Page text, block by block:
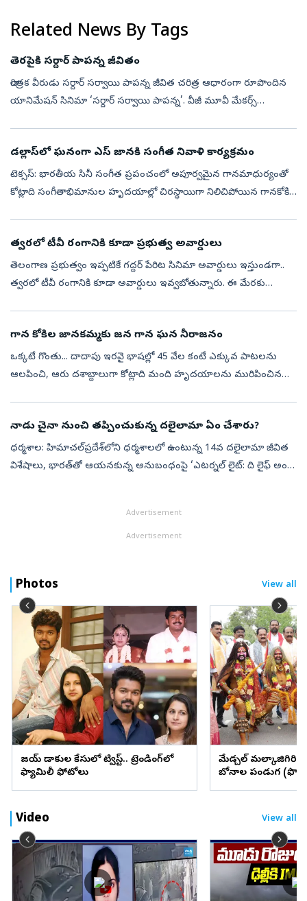
Related News By Tags
తెరపైకి సర్దార్‌ పాపన్న జీవితం
చారిత్రక వీరుడు సర్దార్‌ సర్వాయి పాపన్న జీవిత చరిత్ర ఆధారంగా రూపొందిన
యానిమేషన్‌ సినిమా ‘సర్దార్‌ సర్వాయి పాపన్న’. వీజీ మూవీ మేకర్స్‌
డల్లాస్‌లో ఘనంగా ఎస్ జానకి సంగీత నివాళి కార్యక్రమం
టెక్సస్: భారతీయ సినీ సంగీత ప్రపంచంలో అపూర్వమైన గానమాధుర్యంతో
కోట్లాది సంగీతాభిమానుల హృదయాల్లో చిరస్థాయిగా నిలిచిపోయిన గానకోకిల
త్వరలో టీవీ రంగానికి కూడా ప్రభుత్వ అవార్డులు
తెలంగాణ ప్రభుత్వం ఇప్పటికే గద్దర్ పేరిట సినిమా అవార్డులు ఇస్తుండగా..
త్వరలో టీవీ రంగానికి కూడా అవార్డులు ఇవ్వబోతున్నారు. ఈ మేరకు
గాన కోకిల జానకమ్మకు జన గాన ఘన నీరాజనం
ఒక్కటే గొంతు... దాదాపు ఇరవై భాషల్లో 45 వేల కంటే ఎక్కువ పాటలను
ఆలపించి, ఆరు దశాబ్దాలుగా కోట్లాది మంది హృదయాలను మురిపించిన
నాడు చైనా నుంచి తప్పించుకున్న దలైలామా ఏం చేశారు?
ధర్మశాల: హిమాచల్‌ప్రదేశ్‌లోని ధర్మశాలలో ఉంటున్న 14వ దలైలామా జీవిత
విశేషాలు, భారత్‌తో ఆయనకున్న అనుబంధంపై ‘ఎటర్నల్ లైట్: ది లైఫ్ అండ్
Advertisement
Advertisement
Photos View all
విజయ్ విడాకుల కేసులో ట్విస్ట్.. ట్రెండింగ్‌లో
ఫ్యామిలీ ఫోటోలు
మేడ్చల్ మల్కాజిగిరి
బోనాల పండుగ
Video View all